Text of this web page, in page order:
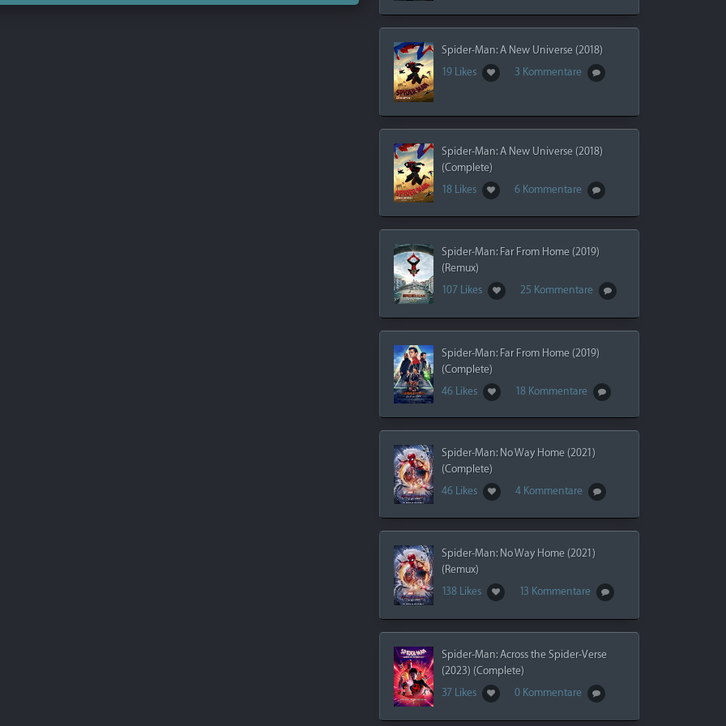
Spider-Man: A New Universe (2018)
19 Likes
3 Kommentare
Spider-Man: A New Universe (2018)
(Complete)
18 Likes
6 Kommentare
Spider-Man: Far From Home (2019)
(Remux)
107 Likes
25 Kommentare
Spider-Man: Far From Home (2019)
(Complete)
46 Likes
18 Kommentare
Spider-Man: No Way Home (2021)
(Complete)
46 Likes
4 Kommentare
Spider-Man: No Way Home (2021)
(Remux)
138 Likes
13 Kommentare
Spider-Man: Across the Spider-Verse
(2023) (Complete)
37 Likes
0 Kommentare